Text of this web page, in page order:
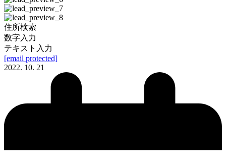
住所検索
数字入力
テキスト入力
[email protected]
2022. 10. 21